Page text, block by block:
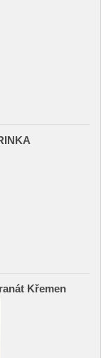
Křemen